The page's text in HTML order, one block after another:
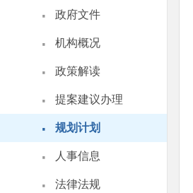
· 政府文件
· 机构概况
· 政策解读
· 提案建议办理
· 规划计划
· 人事信息
· 法律法规